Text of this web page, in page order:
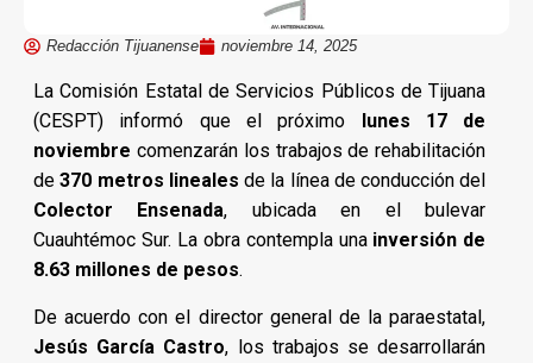
Redacción Tijuanense noviembre 14, 2025
La Comisión Estatal de Servicios Públicos de Tijuana
(CESPT) informó que el próximo lunes 17 de
noviembre comenzarán los trabajos de rehabilitación
de370 metros lineales de la línea de conducción del
Colector Ensenada, ubicada en el bulevar
Cuauhtémoc Sur. La obra contempla una inversión de
8.63 millones de pesos.
De acuerdo con el director general de la paraestatal,
Jesús García Castro, los trabajos se desarrollarán